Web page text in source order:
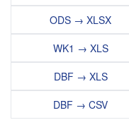
ODS → XLSX
WK1 → XLS
DBF → XLS
DBF → CSV